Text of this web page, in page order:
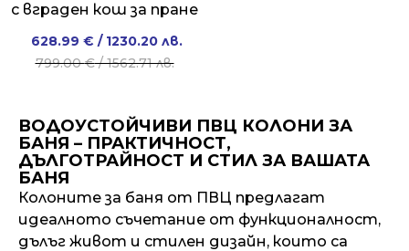
с вграден кош за пране
799.00€/ 1562.71 лв.
Original
price
/
1562.71 лв..
628.99 € / 1230.20 лв.
Current
price
/
1230.20 лв..
ВОДОУСТОЙЧИВИ ПВЦ КОЛОНИ ЗА
БАНЯ – ПРАКТИЧНОСТ,
ДЪЛГОТРАЙНОСТ И СТИЛ ЗА ВАШАТА
БАНЯ
Колоните за баня от ПВЦ предлагат
идеалното съчетание от функционалност,
дълъг живот и стилен дизайн, които са